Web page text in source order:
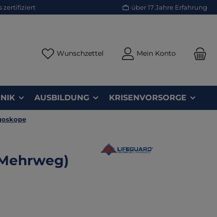
zertifiziert über 17 Jahre Erfahrung
Wunschzettel Du hast 0 Produkte auf dem
Mein Konto
AUSBILDUNG KRISENVORSORGE